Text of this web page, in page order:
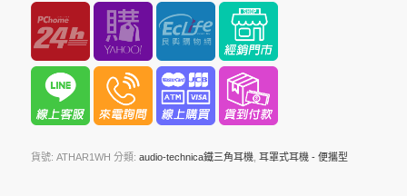
貨號: ATHAR1WH 分類: audio-technica鐵三角耳機, 耳罩式耳機 - 便攜型